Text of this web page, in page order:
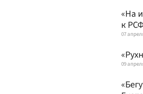
«На
к
07
09